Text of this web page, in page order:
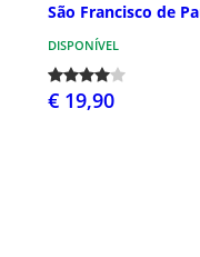
São Francisco de
DISPONÍVEL
€ 19,90